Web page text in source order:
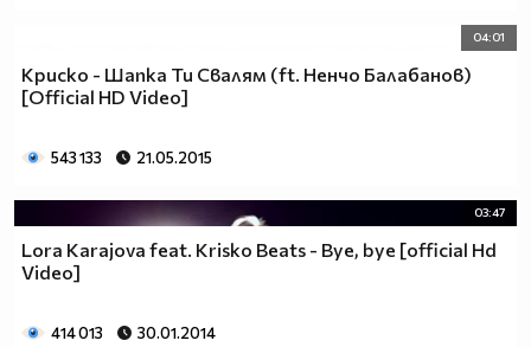
04:01
Криско - Шапка Ти Свалям (ft. Ненчо Балабанов)
[Official HD Video]
543 133 21.05.2015
03:47
Lora Karajova feat. Krisko Beats - Bye, bye [official Hd
Video]
414 013 30.01.2014